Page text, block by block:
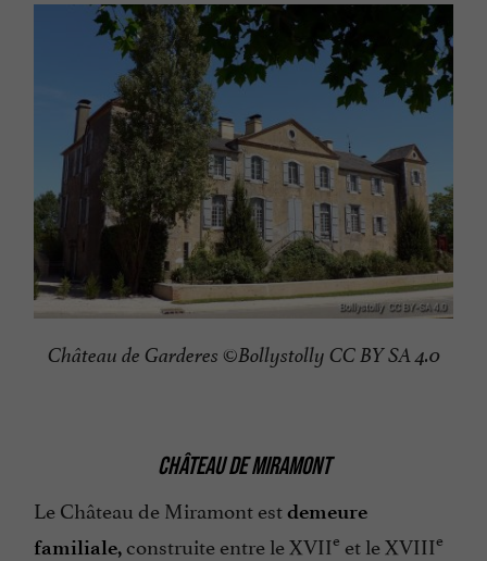
Château de Garderes ©Bollystolly CC BY SA 4.0
CHÂTEAU DE MIRAMONT
Le Château de Miramont estdemeure
familiale, construite entre le XVIIe et le XVIIIe